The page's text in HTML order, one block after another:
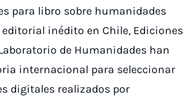
para libro sobre humanidades
inédito en Chile, Ediciones
de Humanidades han
internacional para seleccionar
digitales realizados por